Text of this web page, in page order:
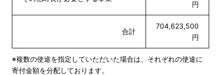
円
合計
704,623,500
円
※複数の使途を指定していただいた場合は、それぞれの使途に
寄付金額を分配しております。